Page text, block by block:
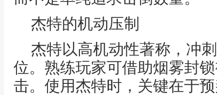
杰特的机动压制
杰特以高机动性著称，冲
位。熟练玩家可借助烟雾封
击。使用杰特时，关键在于